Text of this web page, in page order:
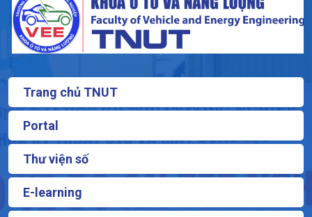
Trang chủ TNUT
Portal
Thư viện số
E-learning